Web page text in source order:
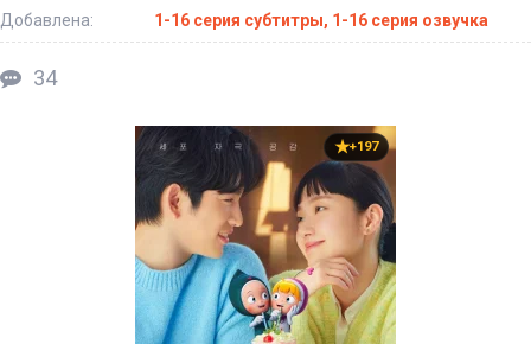
Добавлена:
1-16 серия субтитры, 1-16 серия озвучка
34
+197